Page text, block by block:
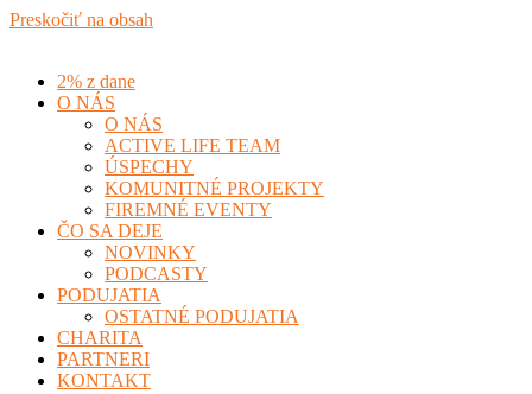
Preskočiť na obsah
2% z dane
O NÁS
O NÁS
ACTIVE LIFE TEAM
ÚSPECHY
KOMUNITNÉ PROJEKTY
FIREMNÉ EVENTY
ČO SA DEJE
NOVINKY
PODCASTY
PODUJATIA
OSTATNÉ PODUJATIA
CHARITA
PARTNERI
KONTAKT